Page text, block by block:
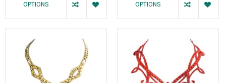
OPTIONS OPTIONS